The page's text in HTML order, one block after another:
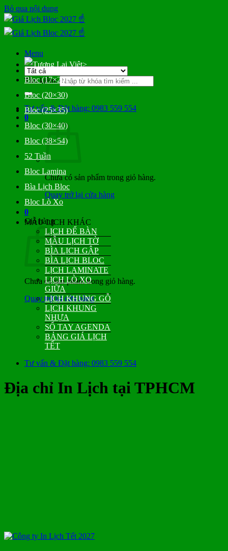
Bỏ qua nội dung
Menu
Tìm kiếm:
Tư vấn & Đặt hàng: 0983 559 554
0
Chưa có sản phẩm trong giỏ hàng.
Quay trở lại cửa hàng
0
Giỏ hàng
Chưa có sản phẩm trong giỏ hàng.
Quay trở lại cửa hàng
>
Bloc (17×24)
Bloc (20×30)
Bloc (25×35)
Bloc (30×40)
Bloc (38×54)
52 Tuần
Bloc Lamina
Bìa Lịch Bloc
Bloc Lò Xo
MẪU LỊCH KHÁC
LỊCH ĐỂ BÀN
MẪU LỊCH TỜ
BÌA LỊCH GẬP
BÌA LỊCH BLOC
LỊCH LAMINATE
LỊCH LÒ XO
GIỮA
LỊCH KHUNG GỖ
LỊCH KHUNG
NHỰA
SỔ TAY AGENDA
BẢNG GIÁ LỊCH
TẾT
Tư vấn & Đặt hàng: 0983 559 554
Địa chỉ In Lịch tại TPHCM